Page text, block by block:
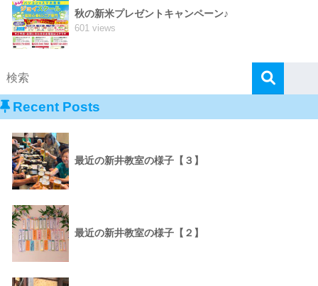
秋の新米プレゼントキャンペーン♪
601 views
Recent Posts
最近の新井教室の様子【３】
最近の新井教室の様子【２】